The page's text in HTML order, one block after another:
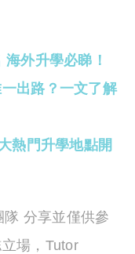
海外升學必睇！
出路？一文了解
熱門升學地點開
分享並僅供參
場，Tutor